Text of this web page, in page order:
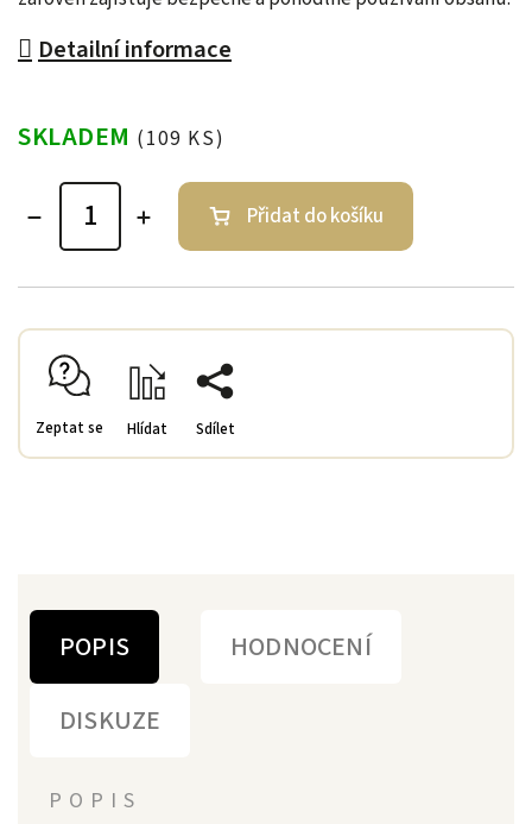
Detailní informace
SKLADEM (109 KS)
Přidat do košíku
Zeptat se Hlídat Sdílet
POPIS
HODNOCENÍ
DISKUZE
POPIS